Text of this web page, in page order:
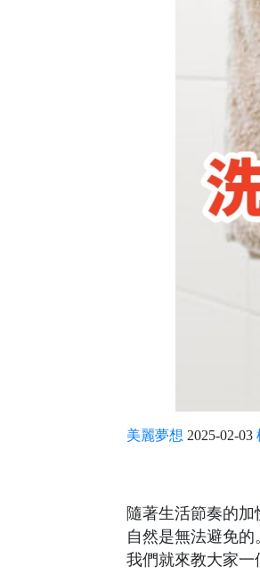
美麗夢想 2025-02-03
隨著生活節奏的
自然是無法避免
我們就來教大家一